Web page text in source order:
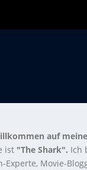
auf
ist "The Shark". Ich
Experte, Movie-